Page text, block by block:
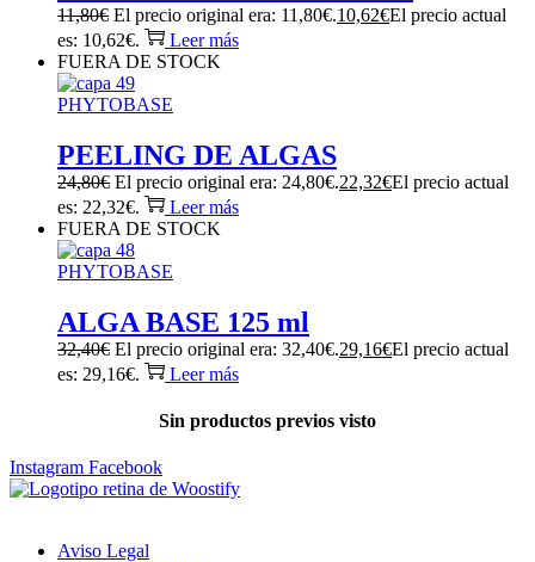
11,80€ El precio original era: 11,80€.10,62€El precio actual
es: 10,62€.
Leer más
FUERA DE STOCK
PHYTOBASE
PEELING DE ALGAS
24,80€ El precio original era: 24,80€.22,32€El precio actual
es: 22,32€.
Leer más
FUERA DE STOCK
PHYTOBASE
ALGA BASE 125 ml
32,40€ El precio original era: 32,40€.29,16€El precio actual
es: 29,16€.
Leer más
Sin productos previos visto
Instagram Facebook
Aviso Legal